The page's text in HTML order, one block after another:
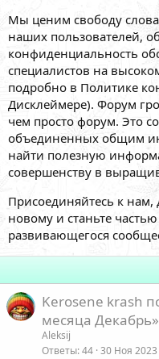
Мы ценим свободу
наших пользователей,
конфиденциальность
специалистов на
подробно в Политике
Дисклеймере). Форум
чем просто форум. Это
объединенных общим
найти полезную
совершенству в
Присоединяйтесь к нам,
новому и станьте
развивающегося
Kerosene krash
месяца Декабрь»
Aleksij
Ответы 44 30 Ноя 2023